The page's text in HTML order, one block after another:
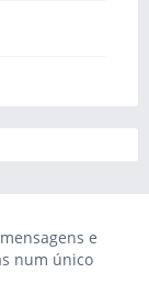
e
num único